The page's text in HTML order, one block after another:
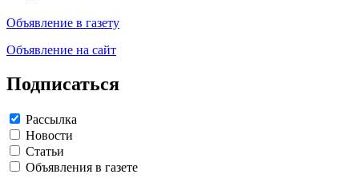
Объявление в газету
Объявление на сайт
Подписаться
Рассылка
Новости
Статьи
Объявления в газете